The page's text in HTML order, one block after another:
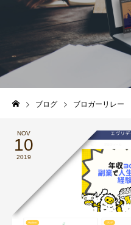
ブログ ブロガーリレー
NOV
10
2019